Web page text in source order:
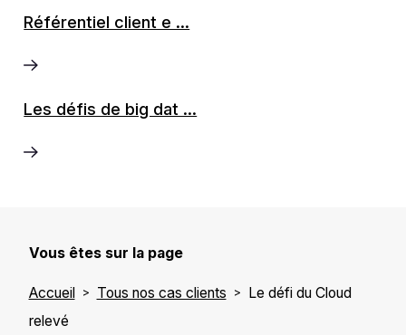
Référentiel client e ...
Les défis de big dat ...
Vous êtes sur la page
Accueil Tous nos cas clients
Le défi du Cloud
relevé